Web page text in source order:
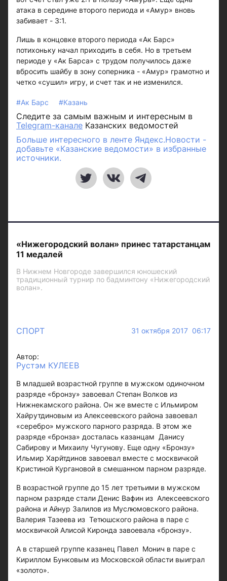
атака в середине второго периода и «Амур» вновь
забивает - 3:1.
Лишь в концовке второго периода «Ак Барс»
потихоньку начал приходить в себя. Но в третьем
периоде у «Ак Барса» с трудом получилось даже
вбросить шайбу в зону соперника - «Амур» грамотно и
четко «сушил» игру, и счет так и не изменился.
#Ак Барс #Казань
Следите за самым важным и интересным в
Telegram-канале Казанских ведомостей
Больше интересного в ленте Яндекс.Новости -
добавьте «Казанские ведомости» в избранные
источники.
«Нижегородский волан» принес татарстанцам
11 медалей
В Нижнем Новгороде завершился юношеский
традиционный турнир по бадминтону «Нижегородский
волан».
СПОРТ 31 октября 2017 06:17
Автор:
Рустэм КУЛЕЕВ
В младшей возрастной группе в мужском одиночном
разряде «бронзу» завоевал Степан Волков из
Нижнекамского района. Он же вместе с Ильмиром
Хайрутдиновым из Алексеевского района завоевал
«серебро» мужского парного разряда. В этом же
разряде «бронза» досталась казанцам Данису
Сабирову и Михаилу Чугунову. Еще одну «Бронзу»
Ильмир Харйтдинов завоевал вместе с москвичкой
Кристиной Кургановой в смешанном парном разряде.
В возрастной группе до 15 лет третьими в мужском
парном разряде стали Денис Вафин из Алексеевского
района и Айнур Залилов из Муслюмовского района.
Валерия Тазеева из Тетюшского района в паре с
москвичкой Алисой Киронда завоевала «бронзу».
А в старшей группе казанец Павел Монич в паре с
Кириллом Бунковым из Московской области выиграл
«золото».